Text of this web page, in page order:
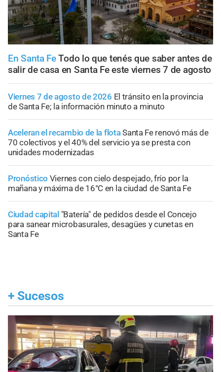
En Santa FeTodo lo que tenés que saber antes de
salir de casa en Santa Fe este viernes 7 de agosto
Viernes 7 de agosto de 2026 El tránsito en la provincia
de Santa Fe; la información minuto a minuto
Aceleran el recambio de la flotaSanta Fe renovó más de
70 colectivos y el 40% del servicio ya se presta con
unidades modernizadas
Pronóstico Viernes con cielo despejado, frío por la
mañana y máxima de 16°C en la ciudad de Santa Fe
Ciudad capital "Batería" de pedidos desde el Concejo
para sanear microbasurales, desagües y cunetas en
Santa Fe
+ Sucesos